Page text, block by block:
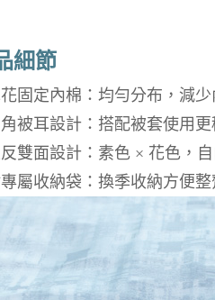
細節
固定內棉：均勻分布，減少
被耳設計：搭配被套使用更
雙面設計：素色 × 花色，自
屬收納袋：換季收納方便整